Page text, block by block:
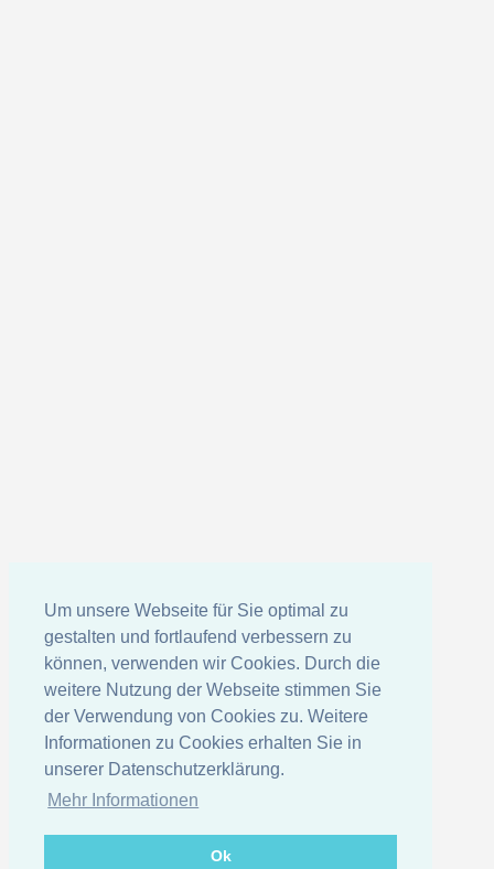
Um unsere Webseite für Sie optimal zu
gestalten und fortlaufend verbessern zu
können, verwenden wir Cookies. Durch die
weitere Nutzung der Webseite stimmen Sie
der Verwendung von Cookies zu. Weitere
Informationen zu Cookies erhalten Sie in
unserer Datenschutzerklärung.
Mehr Informationen
Ok